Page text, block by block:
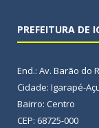
PREFEITURA DE
End.: Av. Barão do
Cidade: Igarapé-
Bairro: Centro
CEP: 68725-000